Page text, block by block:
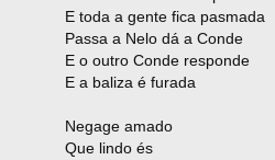
E toda a gente fica pasmada
Passa a Nelo dá a Conde
E o outro Conde responde
E a baliza é furada
Negage amado
Que lindo és